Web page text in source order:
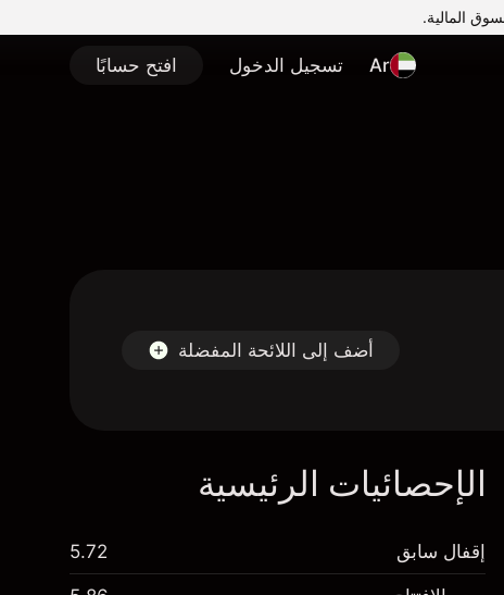
Ar تسجيل الدخول افتح حسابًا
أضف إلى اللائحة المفضلة
الإحصائيات الرئيسية
إقفال سابق 5.72